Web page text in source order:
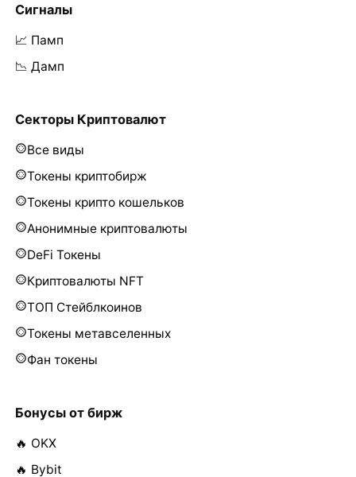
Сигналы
📈 Памп
📉 Дамп
Секторы Криптовалют
Все виды
Токены криптобирж
Токены крипто кошельков
Анонимные криптовалюты
DeFi Токены
Криптовалюты NFT
ТОП Стейблкоинов
Токены метавселенных
Фан токены
Бонусы от бирж
🔥 OKX
🔥 Bybit